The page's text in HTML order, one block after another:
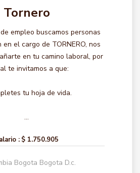
Tornero
empleo buscamos personas
el cargo de TORNERO, nos
en tu camino laboral, por
te invitamos a que:
tu hoja de vida.
...
: $ 1.750.905
Bogota Bogota D.c.